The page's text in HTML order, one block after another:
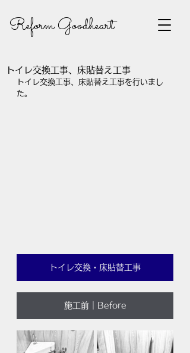
Reform Goodheart
トイレ交換工事、床貼替え工事
トイレ交換工事、床貼替え工事を行いまし
た。
トイレ交換・床貼替工事
施工前｜Before